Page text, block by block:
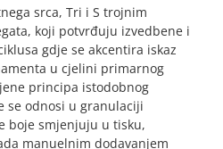
srca, Tri i S trojnim
koji potvrđuju izvedbene i
gdje se akcentira iskaz
u cjelini primarnog
principa istodobnog
se odnosi u granulaciji
boje smjenjuju u tisku,
manuelnim dodavanjem